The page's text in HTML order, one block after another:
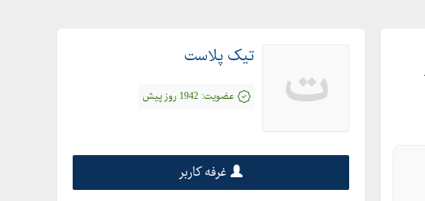
ت تیک پلاست
عضویت: 1942 روز پیش
غرفه کاربر